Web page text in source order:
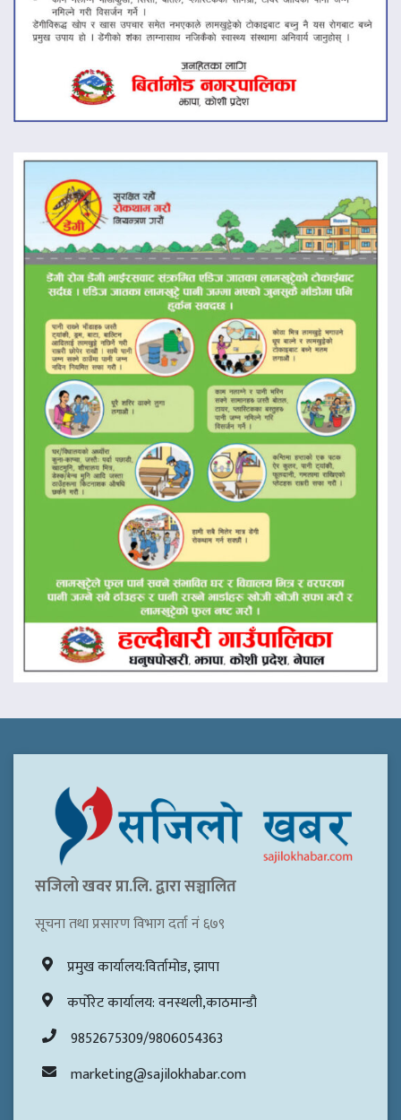
सजिलो खवर प्रा.लि. द्वारा सञ्चालित
सूचना तथा प्रसारण विभाग दर्ता नं ६७९
प्रमुख कार्यालय:विर्तामोड, झापा
कर्पोरेट कार्यालय: वनस्थली,काठमान्डौ
9852675309/9806054363
marketing@sajilokhabar.com